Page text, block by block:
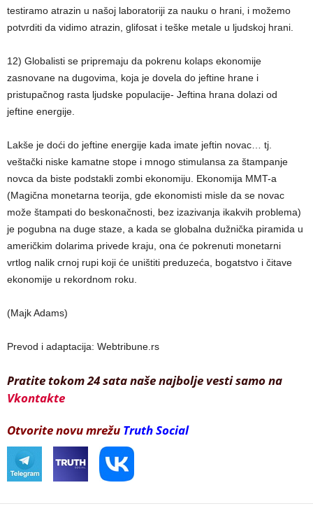
testiramo atrazin u našoj laboratoriji za nauku o hrani, i možemo
potvrditi da vidimo atrazin, glifosat i teške metale u ljudskoj hrani.
12) Globalisti se pripremaju da pokrenu kolaps ekonomije
zasnovane na dugovima, koja je dovela do jeftine hrane i
pristupačnog rasta ljudske populacije- Jeftina hrana dolazi od
jeftine energije.
Lakše je doći do jeftine energije kada imate jeftin novac… tj.
veštački niske kamatne stope i mnogo stimulansa za štampanje
novca da biste podstakli zombi ekonomiju. Ekonomija MMT-a
(Magična monetarna teorija, gde ekonomisti misle da se novac
može štampati do beskonačnosti, bez izazivanja ikakvih problema)
je pogubna na duge staze, a kada se globalna dužnička piramida u
američkim dolarima privede kraju, ona će pokrenuti monetarni
vrtlog nalik crnoj rupi koji će uništiti preduzeća, bogatstvo i čitave
ekonomije u rekordnom roku.
(Majk Adams)
Prevod i adaptacija: Webtribune.rs
Pratite tokom 24 sata naše najbolje vesti samo na
Vkontakte
Otvorite novu mrežu Truth Social